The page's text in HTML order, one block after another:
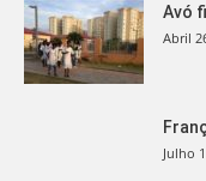
Avó
Abril
Julho